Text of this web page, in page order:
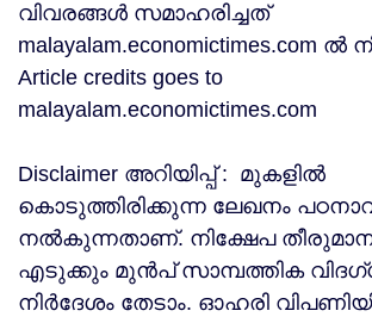
വിവരങ്ങൾ സമാഹരിച്ചത്
malayalam.economictimes.com ൽ
Article credits goes to
malayalam.economictimes.com
Disclaimer അറിയിപ്പ് : മുകളില്‍
കൊടുത്തിരിക്കുന്ന ലേഖനം
നൽകുന്നതാണ്. നിക്ഷേപ
എടുക്കും മുന്‍പ് സാമ്പത്തിക
നിര്‍ദേശം തേടാം. ഓഹരി